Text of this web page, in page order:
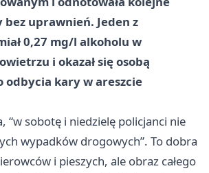
uprawnień. Jeden z
0,27 mg/l alkoholu w
i okazał się osobą
odbycia kary w areszcie
“w sobotę i niedzielę policjanci nie
wypadków drogowych”. To dobra
i pieszych, ale obraz całego